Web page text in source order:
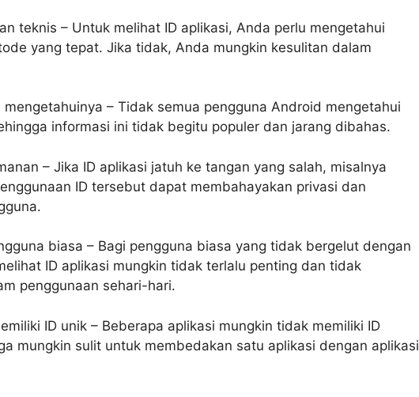
teknis – Untuk melihat ID aplikasi, Anda perlu mengetahui
yang tepat. Jika tidak, Anda mungkin kesulitan dalam
– Tidak semua pengguna Android mengetahui
informasi ini tidak begitu populer dan jarang dibahas.
– Jika ID aplikasi jatuh ke tangan yang salah, misalnya
ID tersebut dapat membahayakan privasi dan
biasa – Bagi pengguna biasa yang tidak bergelut dengan
ID aplikasi mungkin tidak terlalu penting dan tidak
penggunaan sehari-hari.
ID unik – Beberapa aplikasi mungkin tidak memiliki ID
mungkin sulit untuk membedakan satu aplikasi dengan aplikasi